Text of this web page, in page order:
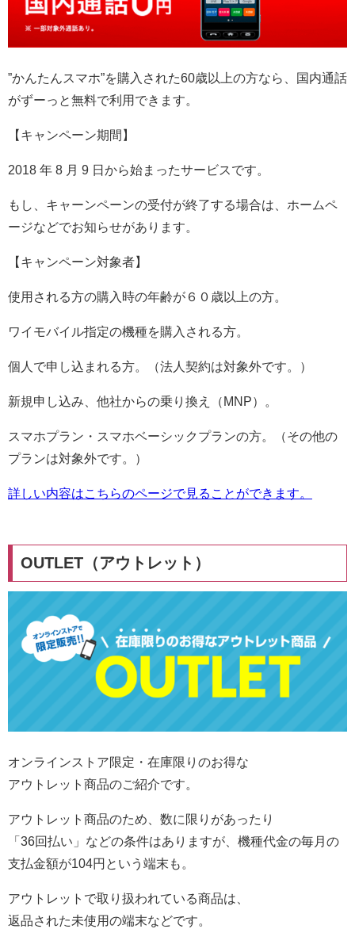
”かんたんスマホ”を購入された60歳以上の方なら、国内通話
がずーっと無料で利用できます。
【キャンペーン期間】
2018 年 8 月 9 日から始まったサービスです。
もし、キャーンペーンの受付が終了する場合は、ホームペ
ージなどでお知らせがあります。
【キャンペーン対象者】
使用される方の購入時の年齢が６０歳以上の方。
ワイモバイル指定の機種を購入される方。
個人で申し込まれる方。（法人契約は対象外です。）
新規申し込み、他社からの乗り換え（MNP）。
スマホプラン・スマホベーシックプランの方。（その他の
プランは対象外です。）
詳しい内容はこちらのページで見ることができます。
OUTLET（アウトレット）
オンラインストア限定・在庫限りのお得な
アウトレット商品のご紹介です。
アウトレット商品のため、数に限りがあったり
「36回払い」などの条件はありますが、機種代金の毎月の
支払金額が104円という端末も。
アウトレットで取り扱われている商品は、
返品された未使用の端末などです。